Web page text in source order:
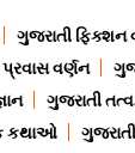
ગુજરાતી ફિક્શન
વર્ણન
ગુજરાતી
કથાઓ